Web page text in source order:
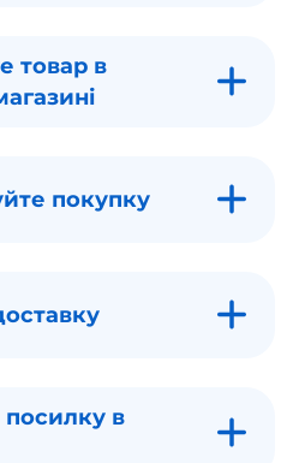
товар в
покупку
посилку в